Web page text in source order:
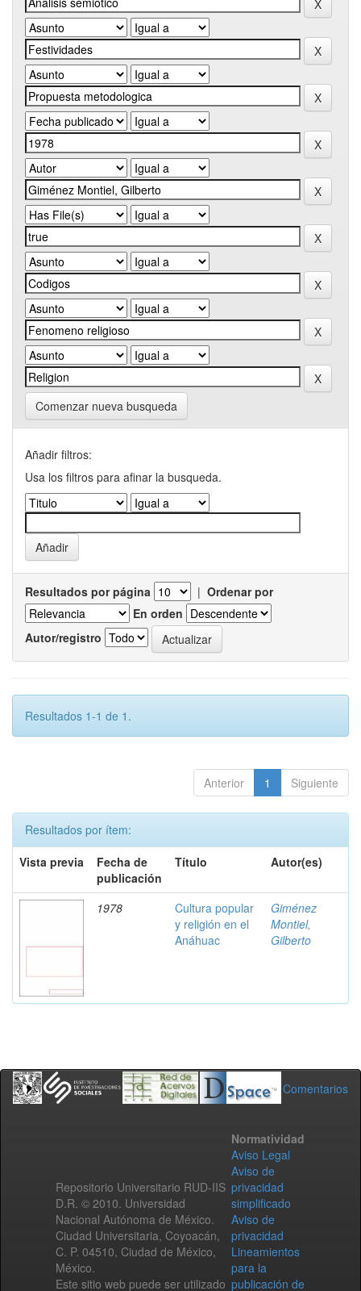
Comenzar nueva busqueda
Añadir filtros:
Usa los filtros para afinar la busqueda.
Resultados por página | Ordenar por
En orden
Autor/registro
Resultados 1-1 de 1.
Anterior 1 Siguiente
Resultados por ítem:
Vista previa
Fecha de
publicación
Título Autor(es)
1978
Cultura popular
y religión en el
Anáhuac
Giménez
Montiel,
Gilberto
Comentarios
Repositorio Universitario RUD-IIS
D.R. © 2010. Universidad
Nacional Autónoma de México.
Ciudad Universitaria, Coyoacán,
C. P. 04510, Ciudad de México,
México.
Este sitio web puede ser utilizado
Normatividad
Aviso Legal
Aviso de
privacidad
simplificado
Aviso de
privacidad
Lineamientos
para la
publicación de